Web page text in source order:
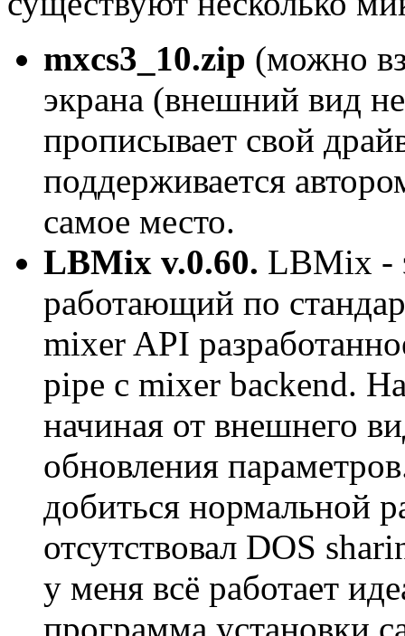
mxcs3_10.zip (можно
экрана (внешний вид
прописывает свой
поддерживается
самое место.
LBMix v.0.60. LBMix -
работающий по
mixer API
pipe с mixer backend.
начиная от внешнего
обновления
добиться нормальной
отсутствовал DOS
у меня всё работает